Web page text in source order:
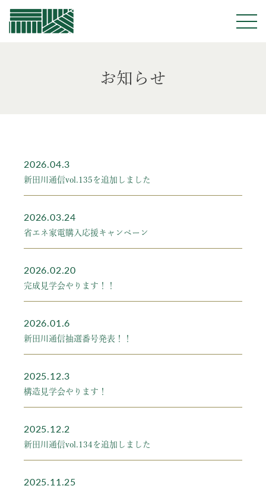
お知らせ
2026.04.3
新田川通信vol.135を追加しました
2026.03.24
省エネ家電購入応援キャンペーン
2026.02.20
完成見学会やります！！
2026.01.6
新田川通信抽選番号発表！！
2025.12.3
構造見学会やります！
2025.12.2
新田川通信vol.134を追加しました
2025.11.25